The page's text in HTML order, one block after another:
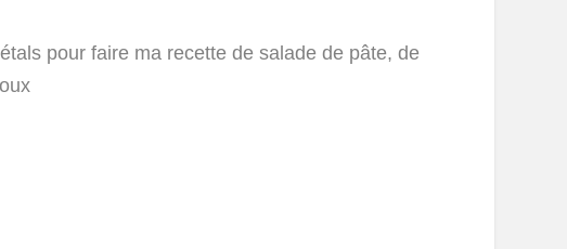
pour faire ma recette de salade de pâte, de